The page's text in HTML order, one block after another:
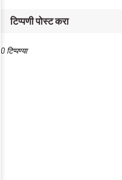
टिप्पणी पोस्ट करा
0 टिप्पण्या